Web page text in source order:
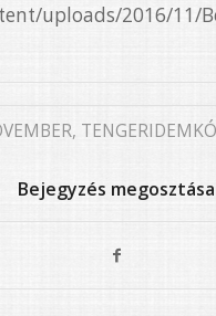
uploads/2016/11/
,
Bejegyzés megosztása